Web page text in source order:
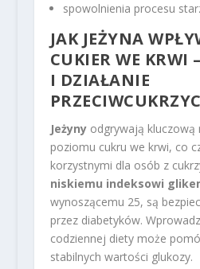
spowolnienia procesu
JAK JEŻYNA
CUKIER WE KRWI
I DZIAŁANIE
Jeżynyodgrywają kluczową
poziomu cukru we krwi, co
korzystnymi dla osób z
niskiemu indeksowi
wynoszącemu 25, są
przez diabetyków.
codziennej diety może
stabilnych wartości glukozy.